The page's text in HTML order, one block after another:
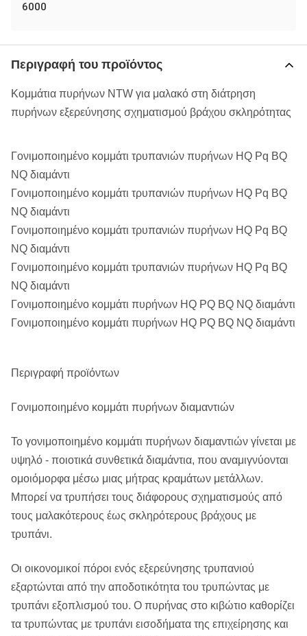
6000
Περιγραφή του προϊόντος
Κομμάτια πυρήνων NTW για μαλακό στη διάτρηση
πυρήνων εξερεύνησης σχηματισμού βράχου σκληρότητας
Γονιμοποιημένο κομμάτι τρυπανιών πυρήνων HQ Pq BQ
NQ διαμάντι
Γονιμοποιημένο κομμάτι τρυπανιών πυρήνων HQ Pq BQ
NQ διαμάντι
Γονιμοποιημένο κομμάτι τρυπανιών πυρήνων HQ Pq BQ
NQ διαμάντι
Γονιμοποιημένο κομμάτι τρυπανιών πυρήνων HQ Pq BQ
NQ διαμάντι
Γονιμοποιημένο κομμάτι πυρήνων HQ PQ BQ NQ διαμάντι
Γονιμοποιημένο κομμάτι πυρήνων HQ PQ BQ NQ διαμάντι
Περιγραφή προϊόντων
Γονιμοποιημένο κομμάτι πυρήνων διαμαντιών
Το γονιμοποιημένο κομμάτι πυρήνων διαμαντιών γίνεται με
υψηλό - ποιοτικά συνθετικά διαμάντια, που αναμιγνύονται
ομοιόμορφα μέσω μιας μήτρας κραμάτων μετάλλων.
Μπορεί να τρυπήσει τους διάφορους σχηματισμούς από
τους μαλακότερους έως σκληρότερους βράχους με
τρυπάνι.
Οι οικονομικοί πόροι ενός εξερεύνησης τρυπανιού
εξαρτώνται από την αποδοτικότητα του τρυπώντας με
τρυπάνι εξοπλισμού του. Ο πυρήνας στο κιβώτιο καθορίζει
τα τρυπώντας με τρυπάνι εισοδήματα της επιχείρησης και